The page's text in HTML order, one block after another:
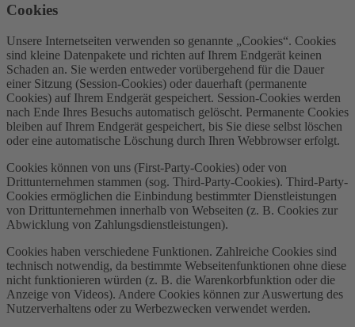
Cookies
Unsere Internetseiten verwenden so genannte „Cookies“. Cookies
sind kleine Datenpakete und richten auf Ihrem Endgerät keinen
Schaden an. Sie werden entweder vorübergehend für die Dauer
einer Sitzung (Session-Cookies) oder dauerhaft (permanente
Cookies) auf Ihrem Endgerät gespeichert. Session-Cookies werden
nach Ende Ihres Besuchs automatisch gelöscht. Permanente Cookies
bleiben auf Ihrem Endgerät gespeichert, bis Sie diese selbst löschen
oder eine automatische Löschung durch Ihren Webbrowser erfolgt.
Cookies können von uns (First-Party-Cookies) oder von
Drittunternehmen stammen (sog. Third-Party-Cookies). Third-Party-
Cookies ermöglichen die Einbindung bestimmter Dienstleistungen
von Drittunternehmen innerhalb von Webseiten (z. B. Cookies zur
Abwicklung von Zahlungsdienstleistungen).
Cookies haben verschiedene Funktionen. Zahlreiche Cookies sind
technisch notwendig, da bestimmte Webseitenfunktionen ohne diese
nicht funktionieren würden (z. B. die Warenkorbfunktion oder die
Anzeige von Videos). Andere Cookies können zur Auswertung des
Nutzerverhaltens oder zu Werbezwecken verwendet werden.